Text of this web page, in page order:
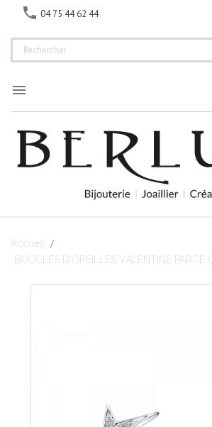
 04 75 44 62 44

Accueil
BOUCLES D'OREILLES VALENTINE PARCE